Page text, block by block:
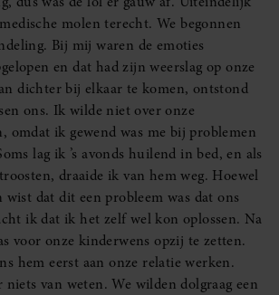
molen terecht. We begonnen
Bij mij waren de emoties
en dat had zijn weerslag op onze
dichter bij elkaar te komen, ontstond
ons. Ik wilde niet over onze
omdat ik gewend was me bij problemen
lag ik ’s avonds huilend in bed, en als
draaide ik van hem weg. Hoewel
dat dit een probleem was dat ons
ik dat ik het zelf wel kon oplossen. Na
voor onze kinderwens opzij te zetten.
hem eerst aan onze relatie werken.
van weten. We wilden dolgraag een